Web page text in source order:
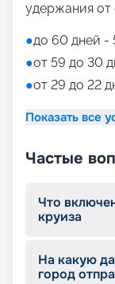
удержания от
●до 60 дней
●от 59 до 30
●от 29 до 22
Показать все
Частые
Что
круиза
На какую
город